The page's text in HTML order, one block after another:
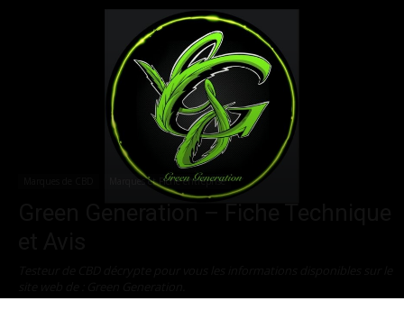
Marques et Fiche entreprise